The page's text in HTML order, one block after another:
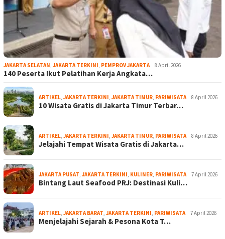
JAKARTA SELATAN JAKARTA TERKINI PEMPROV JAKARTA 8 April 2026
140 Peserta Ikut Pelatihan Kerja Angkata…
ARTIKEL JAKARTA TERKINI JAKARTA TIMUR PARIWISATA 8 April 2026
10 Wisata Gratis di Jakarta Timur Terbar…
ARTIKEL JAKARTA TERKINI JAKARTA TIMUR PARIWISATA 8 April 2026
Jelajahi Tempat Wisata Gratis di Jakarta…
JAKARTA PUSAT JAKARTA TERKINI KULINER PARIWISATA 7 April 2026
Bintang Laut Seafood PRJ: Destinasi Kuli…
ARTIKEL JAKARTA BARAT JAKARTA TERKINI PARIWISATA 7 April 2026
Menjelajahi Sejarah & Pesona Kota T…